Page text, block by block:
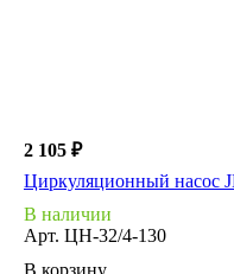
2 105 ₽
Циркуляционный насос
В наличии
Арт. ЦН-32/4-130
В корзину